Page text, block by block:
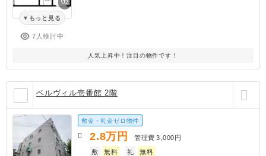
もっと見る
7人検討中
人気上昇中！注目の物件です！
ベルヴィル壱番館 2階
敷金・礼金ゼロ物件
2.8万円 管理費 3,000円
敷
無料 礼 無料